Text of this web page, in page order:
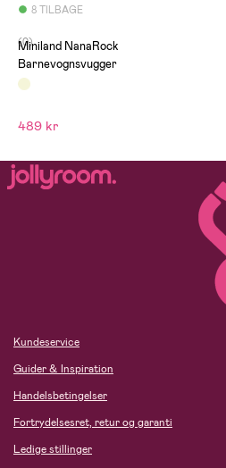
8 TILBAGE
(0)
Miniland NanaRock
Barnevognsvugger
489 kr
Kundeservice
Guider & Inspiration
Handelsbetingelser
Fortrydelsesret, retur og garanti
Ledige stillinger